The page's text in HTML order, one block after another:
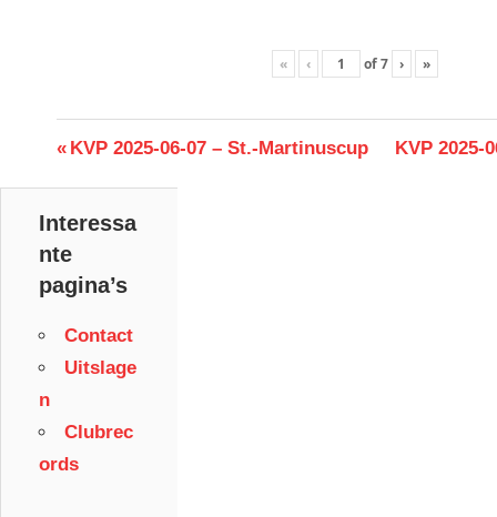
« ‹ of7 › »
Berichtnavigatie
Previous
KVP 2025-06-07 – St.-Martinuscup
Next
KVP 2025-
Interessa
nte
pagina’s
Contact
Uitslage
n
Clubrec
ords